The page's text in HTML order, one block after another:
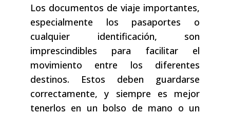
Los documentos de viaje importantes,
especialmente los pasaportes o
cualquier identificación, son
imprescindibles para facilitar el
movimiento entre los diferentes
destinos. Estos deben guardarse
correctamente, y siempre es mejor
tenerlos en un bolso de mano o un